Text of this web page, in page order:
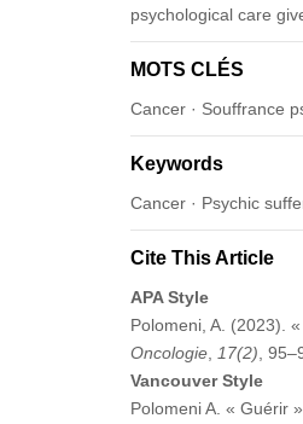
psychological care
MOTS CLÉS
Cancer · Souffrance
Keywords
Cancer · Psychic
Cite This Article
APA Style
Polomeni, A. (2023).
Oncologie, 17(2) ,
Vancouver Style
Polomeni A. « Guérir